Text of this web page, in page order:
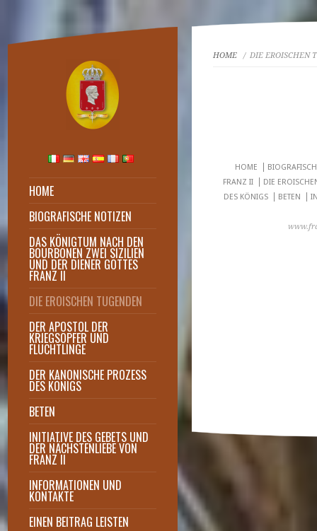
HOME
BIOGRAFISCHE NOTIZEN
heiligen Königs
DAS KÖNIGTUM NACH DEN
BOURBONEN ZWEI SIZILIEN
UND DER DIENER GOTTES
FRANZ II
DIE EROISCHEN TUGENDEN
DER APOSTOL DER
KRIEGSOPFER UND
FLÜCHTLINGE
DER KANONISCHE PROZESS
DES KÖNIGS
BETEN
INITIATIVE DES GEBETS UND
DER NÄCHSTENLIEBE VON
FRANZ II
INFORMATIONEN UND
KONTAKTE
EINEN BEITRAG LEISTEN
HOME / DIE EROISCHEN
HOME
FRANZ II
DIE
DES KÖNIGS
BETEN